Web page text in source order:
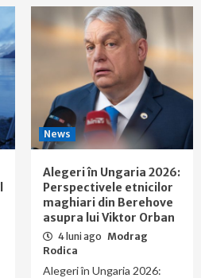
News
Alegeri în Ungaria 2026:
Perspectivele etnicilor
maghiari din Berehove
asupra lui Viktor Orban
4 luni ago Modrag
Rodica
Alegeri în Ungaria 2026: